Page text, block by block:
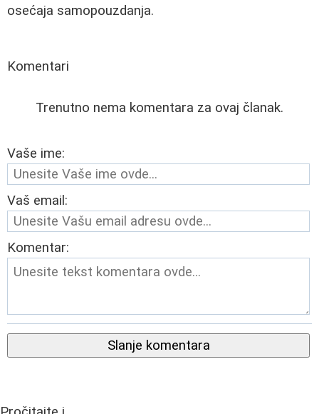
osećaja samopouzdanja.
Komentari
Trenutno nema komentara za ovaj članak.
Vaše ime:
Vaš email:
Komentar:
Slanje komentara